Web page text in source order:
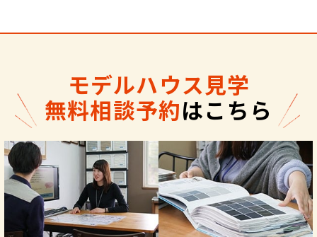
モデルハウス見学
無料相談予約はこちら